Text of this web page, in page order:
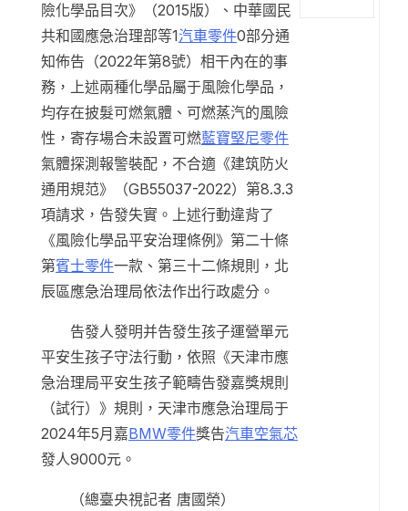
險化學品目次》（2015版）、中華國民
共和國應急治理部等1汽車零件0部分通
知佈告（2022年第8號）相干內在的事
務，上述兩種化學品屬于風險化學品，
均存在披髮可燃氣體、可燃蒸汽的風險
性，寄存場合未設置可燃藍寶堅尼零件
氣體探測報警裝配，不合適《建筑防火
通用規范》（GB55037-2022）第8.3.3
項請求，告發失實。上述行動違背了
《風險化學品平安治理條例》第二十條
第賓士零件一款、第三十二條規則，北
辰區應急治理局依法作出行政處分。
告發人發明并告發生孩子運營單元
平安生孩子守法行動，依照《天津市應
急治理局平安生孩子範疇告發嘉獎規則
（試行）》規則，天津市應急治理局于
2024年5月嘉BMW零件獎告汽車空氣芯
發人9000元。
（總臺央視記者 唐國榮）